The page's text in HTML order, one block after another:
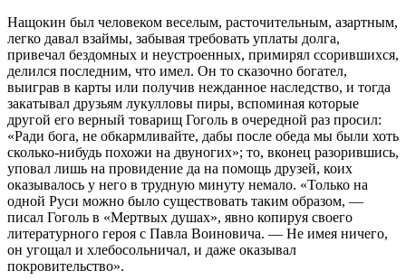
Нащокин был человеком веселым, расточительным, азартным,
легко давал взаймы, забывая требовать уплаты долга,
привечал бездомных и неустроенных, примирял ссорившихся,
делился последним, что имел. Он то сказочно богател,
выиграв в карты или получив нежданное наследство, и тогда
закатывал друзьям лукулловы пиры, вспоминая которые
другой его верный товарищ Гоголь в очередной раз просил:
«Ради бога, не обкармливайте, дабы после обеда мы были хоть
сколько-нибудь похожи на двуногих»; то, вконец разорившись,
уповал лишь на провидение да на помощь друзей, коих
оказывалось у него в трудную минуту немало. «Только на
одной Руси можно было существовать таким образом, —
писал Гоголь в «Мертвых душах», явно копируя своего
литературного героя с Павла Воиновича. — Не имея ничего,
он угощал и хлебосольничал, и даже оказывал
покровительство».